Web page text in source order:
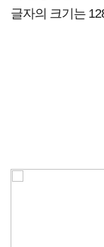
글자의 크기는